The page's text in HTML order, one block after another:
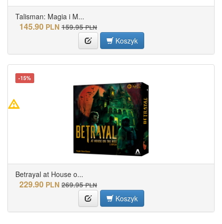
Talisman: Magia i M...
145.90 PLN 159.95 PLN
Koszyk
-15%
Betrayal at House o...
229.90 PLN 269.95 PLN
Koszyk